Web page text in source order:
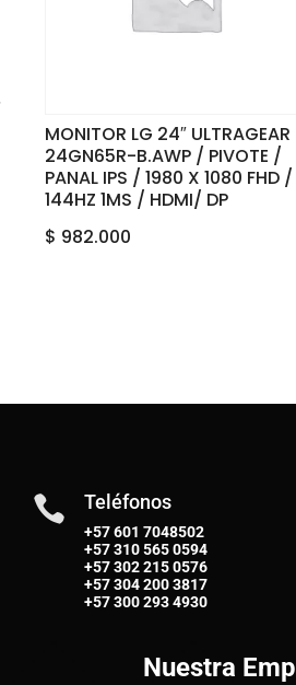
MONITOR LG 24″ ULTRAGEAR
24GN65R-B.AWP / PIVOTE /
PANAL IPS / 1980 X 1080 FHD /
144HZ 1MS / HDMI/ DP
$ 982.000
 Teléfonos
+57 601 7048502
+57310 565 0594
+57302 215 0576
+57304 200 3817
+57300 293 4930
Nuestra